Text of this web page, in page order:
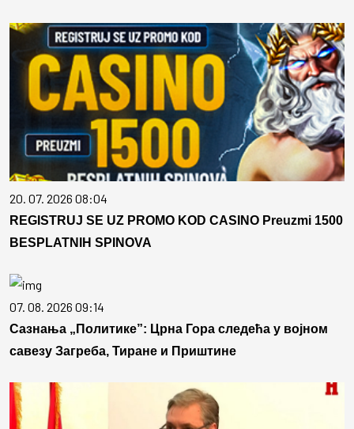
20. 07. 2026 08:04
REGISTRUJ SE UZ PROMO KOD CASINO Preuzmi 1500
BESPLATNIH SPINOVA
07. 08. 2026 09:14
Сазнања „Политике”: Црна Гора следећа у војном
савезу Загреба, Тиране и Приштине